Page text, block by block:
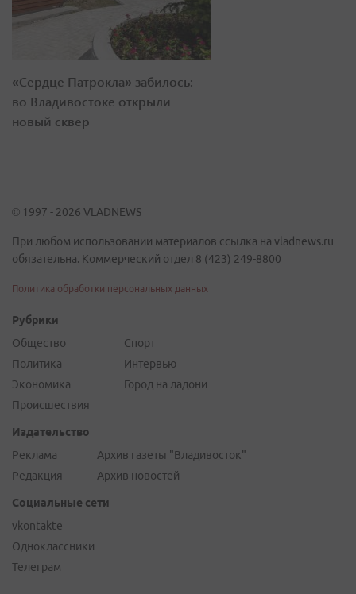
«Сердце Патрокла» забилось:
во Владивостоке открыли
новый сквер
© 1997 - 2026 VLADNEWS
При любом использовании материалов ссылка на vladnews.ru
обязательна. Коммерческий отдел 8 (423) 249-8800
Политика обработки персональных данных
Рубрики
Общество
Политика
Экономика
Происшествия
Спорт
Интервью
Город на ладони
Издательство
Реклама
Редакция
Архив газеты "Владивосток"
Архив новостей
Социальные сети
vkontakte
Одноклассники
Телеграм